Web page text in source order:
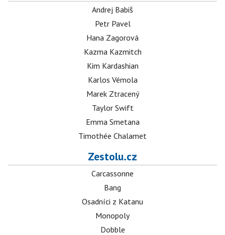
Andrej Babiš
Petr Pavel
Hana Zagorová
Kazma Kazmitch
Kim Kardashian
Karlos Vémola
Marek Ztracený
Taylor Swift
Emma Smetana
Timothée Chalamet
Zestolu.cz
Carcassonne
Bang
Osadníci z Katanu
Monopoly
Dobble